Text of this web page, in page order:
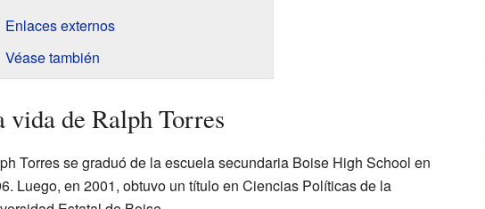
Enlaces externos
Véase también
vida de Ralph Torres
Torres se graduó de la escuela secundaria Boise High School en
Luego, en 2001, obtuvo un título en Ciencias Políticas de la